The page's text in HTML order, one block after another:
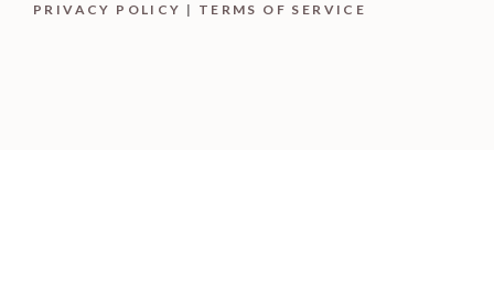
PRIVACY POLICY | TERMS OF SERVICE